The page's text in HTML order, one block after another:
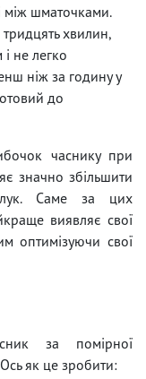
між шматочками.
хвилин,
не легко
ніж за годину у
до
часнику при
значно збільшити
Саме за цих
виявляє свої
оптимізуючи свої
за помірної
як це зробити: